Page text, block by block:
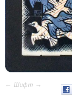
← Шифт →